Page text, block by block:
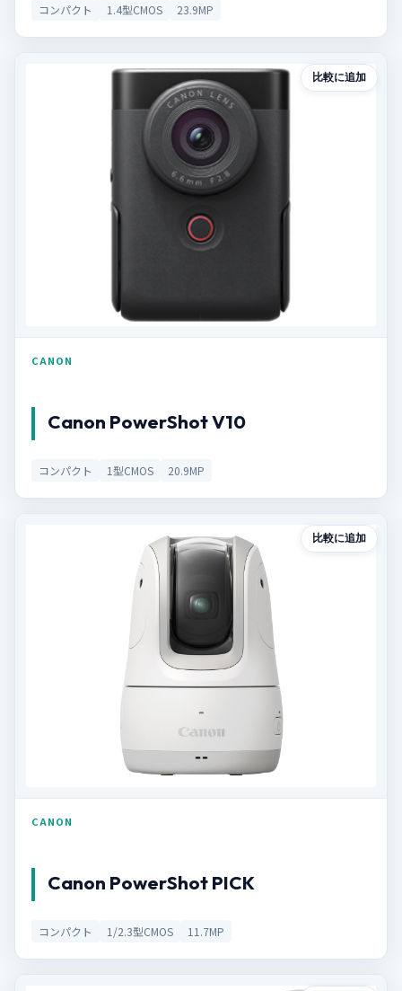
コンパクト 1.4型CMOS 23.9MP
比較に追加
CANON
Canon PowerShot V10
コンパクト 1型CMOS 20.9MP
比較に追加
CANON
Canon PowerShot PICK
コンパクト 1/2.3型CMOS 11.7MP